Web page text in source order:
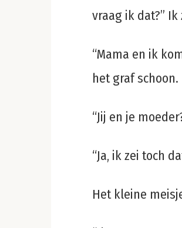
vraag ik dat?”
“Mama en ik
het graf schoon.
“Jij en je
“Ja, ik zei toch
Het kleine